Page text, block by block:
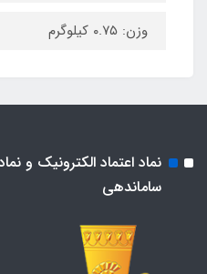
وزن: ۰.۷۵ کیلوگرم
نماد اعتماد الکترونیک و
ساماندهی